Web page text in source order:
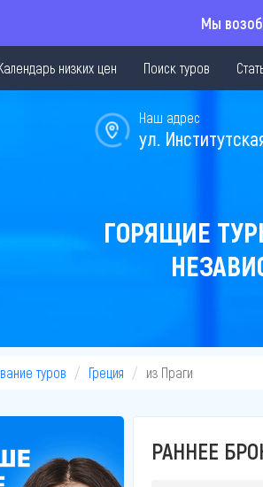
Мы
низких цен Поиск туров
Наш адрес
ул.
ГОРЯЩИЕ
туров Греция из Праги
РАННЕЕ